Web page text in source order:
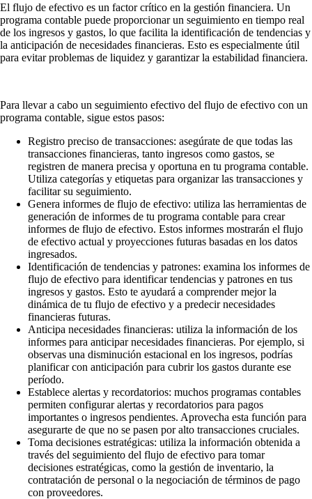
El flujo de efectivo es un factor crítico en la gestión financiera. Un
programa contable puede proporcionar un seguimiento en tiempo real
de los ingresos y gastos, lo que facilita la identificación de tendencias y
la anticipación de necesidades financieras. Esto es especialmente útil
para evitar problemas de liquidez y garantizar la estabilidad financiera.
Para llevar a cabo un seguimiento efectivo del flujo de efectivo con un
programa contable, sigue estos pasos:
Registro preciso de transacciones: asegúrate de que todas las
transacciones financieras, tanto ingresos como gastos, se
registren de manera precisa y oportuna en tu programa contable.
Utiliza categorías y etiquetas para organizar las transacciones y
facilitar su seguimiento.
Genera informes de flujo de efectivo: utiliza las herramientas de
generación de informes de tu programa contable para crear
informes de flujo de efectivo. Estos informes mostrarán el flujo
de efectivo actual y proyecciones futuras basadas en los datos
ingresados.
Identificación de tendencias y patrones: examina los informes de
flujo de efectivo para identificar tendencias y patrones en tus
ingresos y gastos. Esto te ayudará a comprender mejor la
dinámica de tu flujo de efectivo y a predecir necesidades
financieras futuras.
Anticipa necesidades financieras: utiliza la información de los
informes para anticipar necesidades financieras. Por ejemplo, si
observas una disminución estacional en los ingresos, podrías
planificar con anticipación para cubrir los gastos durante ese
período.
Establece alertas y recordatorios: muchos programas contables
permiten configurar alertas y recordatorios para pagos
importantes o ingresos pendientes. Aprovecha esta función para
asegurarte de que no se pasen por alto transacciones cruciales.
Toma decisiones estratégicas: utiliza la información obtenida a
través del seguimiento del flujo de efectivo para tomar
decisiones estratégicas, como la gestión de inventario, la
contratación de personal o la negociación de términos de pago
con proveedores.